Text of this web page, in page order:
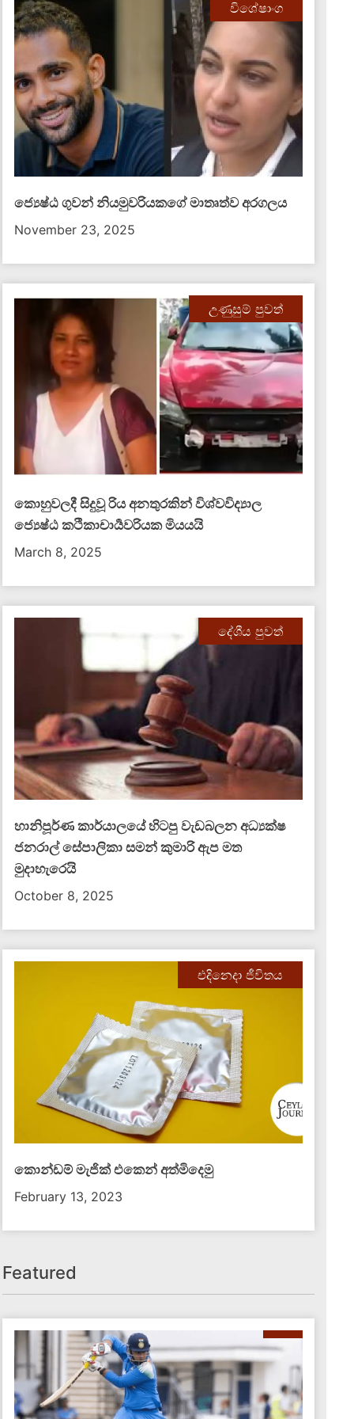
විශේෂාංග
ජ්‍යෙෂ්ඨ ගුවන් නියමුවරියකගේ මාතෘත්ව අරගලය
November 23, 2025
උණුසුම් පුවත්
කොහුවලදී සිදුවූ රිය අනතුරකින් විශ්වවිද්‍යාල
ජ්‍යෙෂ්ඨ කථිකාචාර්‍යවරියක මියයයි
March 8, 2025
දේශීය පුවත්
හානිපූර්ණ කාර්යාලයේ හිටපු වැඩබලන අධ්‍යක්ෂ
ජනරාල් සේපාලිකා සමන් කුමාරි ඇප මත
මුදාහැරෙයි
October 8, 2025
එදිනෙදා ජීවිතය
කොන්ඩම් මැජික් එකෙන් අත්මිදෙමු
February 13, 2023
Featured